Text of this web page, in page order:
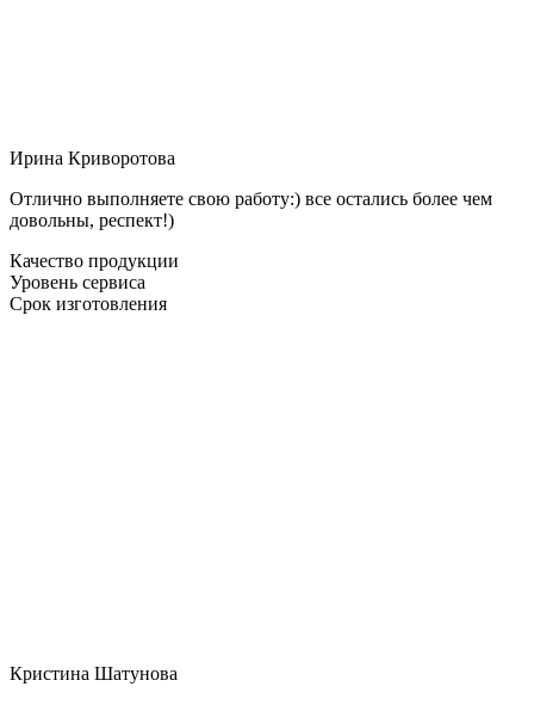
Ирина Криворотова
Отлично выполняете свою работу:) все остались более чем
довольны, респект!)
Качество продукции
Уровень сервиса
Срок изготовления
Кристина Шатунова